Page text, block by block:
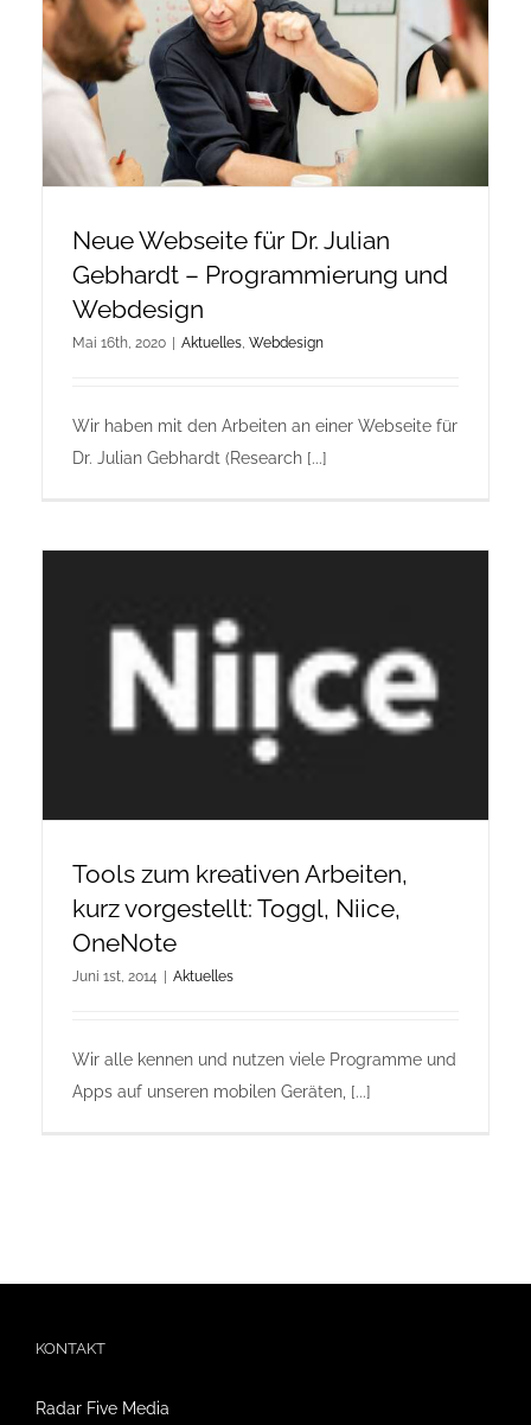
Onlineshop Angebote
Newsletter
Kontakt
Datenschutzerklärung
Impressum
Neue Webseite für Dr. Julian
Gebhardt – Programmierung und
Webdesign
Mai 16th, 2020 | Aktuelles Webdesign
Wir haben mit den Arbeiten an einer Webseite für
Dr. Julian Gebhardt (Research [...]
Tools zum kreativen Arbeiten,
kurz vorgestellt: Toggl, Niice,
OneNote
Juni 1st, 2014 | Aktuelles
Wir alle kennen und nutzen viele Programme und
Apps auf unseren mobilen Geräten, [...]
KONTAKT
Radar Five Media